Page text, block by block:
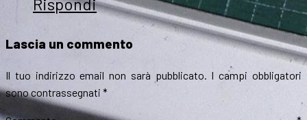
Rispondi
Lascia un commento
Il tuo indirizzo email non sarà pubblicato. I campi obbligatori
sono contrassegnati *